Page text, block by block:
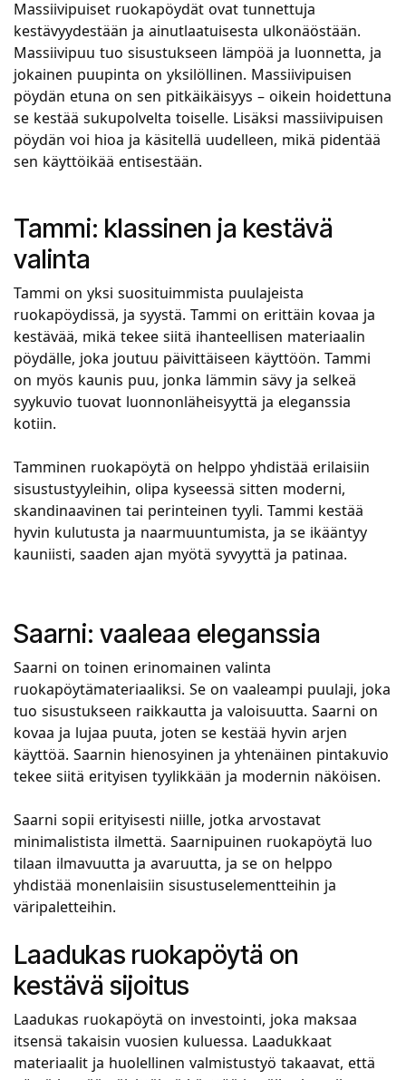
Massiivipuiset ruokapöydät ovat tunnettuja
kestävyydestään ja ainutlaatuisesta ulkonäöstään.
Massiivipuu tuo sisustukseen lämpöä ja luonnetta, ja
jokainen puupinta on yksilöllinen. Massiivipuisen
pöydän etuna on sen pitkäikäisyys – oikein hoidettuna
se kestää sukupolvelta toiselle. Lisäksi massiivipuisen
pöydän voi hioa ja käsitellä uudelleen, mikä pidentää
sen käyttöikää entisestään.
Tammi: klassinen ja kestävä
valinta
Tammi on yksi suosituimmista puulajeista
ruokapöydissä, ja syystä. Tammi on erittäin kovaa ja
kestävää, mikä tekee siitä ihanteellisen materiaalin
pöydälle, joka joutuu päivittäiseen käyttöön. Tammi
on myös kaunis puu, jonka lämmin sävy ja selkeä
syykuvio tuovat luonnonläheisyyttä ja eleganssia
kotiin.
Tamminen ruokapöytä on helppo yhdistää erilaisiin
sisustustyyleihin, olipa kyseessä sitten moderni,
skandinaavinen tai perinteinen tyyli. Tammi kestää
hyvin kulutusta ja naarmuuntumista, ja se ikääntyy
kauniisti, saaden ajan myötä syvyyttä ja patinaa.
Saarni: vaaleaa eleganssia
Saarni on toinen erinomainen valinta
ruokapöytämateriaaliksi. Se on vaaleampi puulaji, joka
tuo sisustukseen raikkautta ja valoisuutta. Saarni on
kovaa ja lujaa puuta, joten se kestää hyvin arjen
käyttöä. Saarnin hienosyinen ja yhtenäinen pintakuvio
tekee siitä erityisen tyylikkään ja modernin näköisen.
Saarni sopii erityisesti niille, jotka arvostavat
minimalistista ilmettä. Saarnipuinen ruokapöytä luo
tilaan ilmavuutta ja avaruutta, ja se on helppo
yhdistää monenlaisiin sisustuselementteihin ja
väripaletteihin.
Laadukas ruokapöytä on
kestävä sijoitus
Laadukas ruokapöytä on investointi, joka maksaa
itsensä takaisin vuosien kuluessa. Laadukkaat
materiaalit ja huolellinen valmistustyö takaavat, että